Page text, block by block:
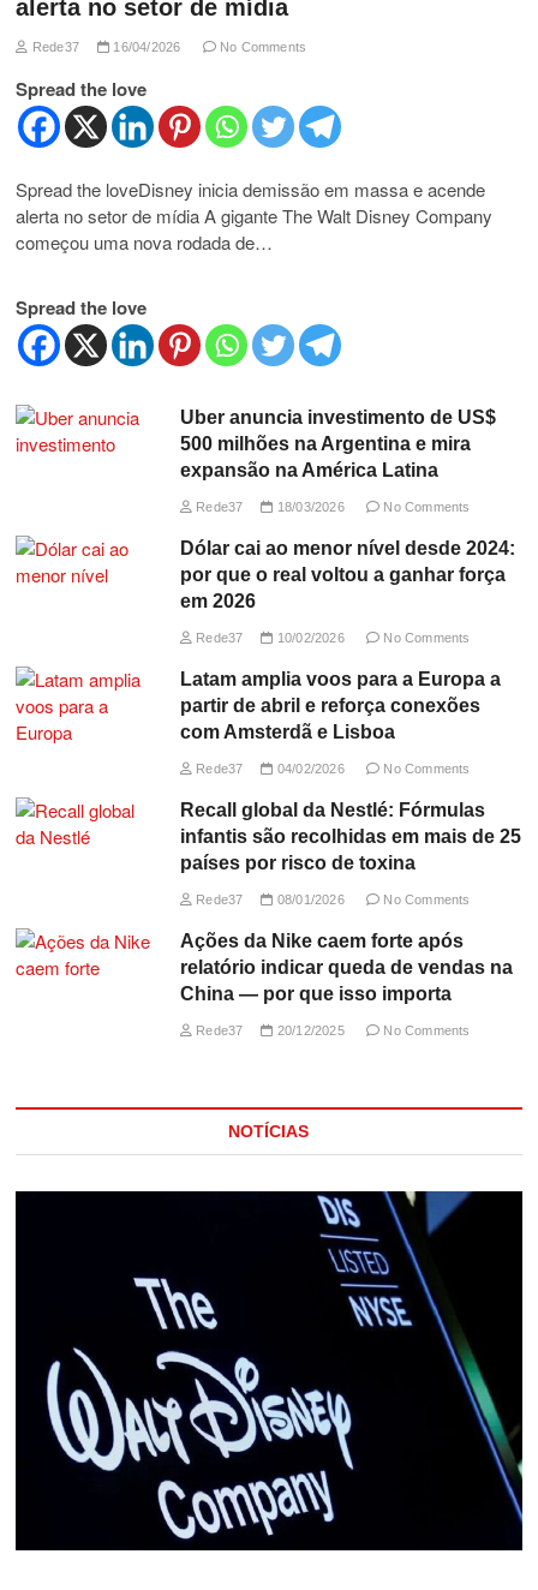
alerta no setor de mídia
Rede37 16/04/2026 No Comments
Spread the love
Spread the loveDisney inicia demissão em massa e acende
alerta no setor de mídia A gigante The Walt Disney Company
começou uma nova rodada de…
Spread the love
Uber anuncia investimento de US$
500 milhões na Argentina e mira
expansão na América Latina
Rede37 18/03/2026 No Comments
Dólar cai ao menor nível desde 2024:
por que o real voltou a ganhar força
em 2026
Rede37 10/02/2026 No Comments
Latam amplia voos para a Europa a
partir de abril e reforça conexões
com Amsterdã e Lisboa
Rede37 04/02/2026 No Comments
Recall global da Nestlé: Fórmulas
infantis são recolhidas em mais de 25
países por risco de toxina
Rede37 08/01/2026 No Comments
Ações da Nike caem forte após
relatório indicar queda de vendas na
China — por que isso importa
Rede37 20/12/2025 No Comments
NOTÍCIAS